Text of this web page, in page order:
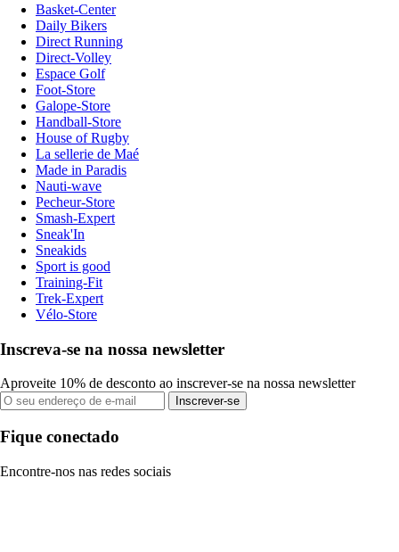
Basket-Center
Daily Bikers
Direct Running
Direct-Volley
Espace Golf
Foot-Store
Galope-Store
Handball-Store
House of Rugby
La sellerie de Maé
Made in Paradis
Nauti-wave
Pecheur-Store
Smash-Expert
Sneak'In
Sneakids
Sport is good
Training-Fit
Trek-Expert
Vélo-Store
Inscreva-se na nossa newsletter
Aproveite 10% de desconto ao inscrever-se na nossa newsletter
Inscrever-se
Fique conectado
Encontre-nos nas redes sociais